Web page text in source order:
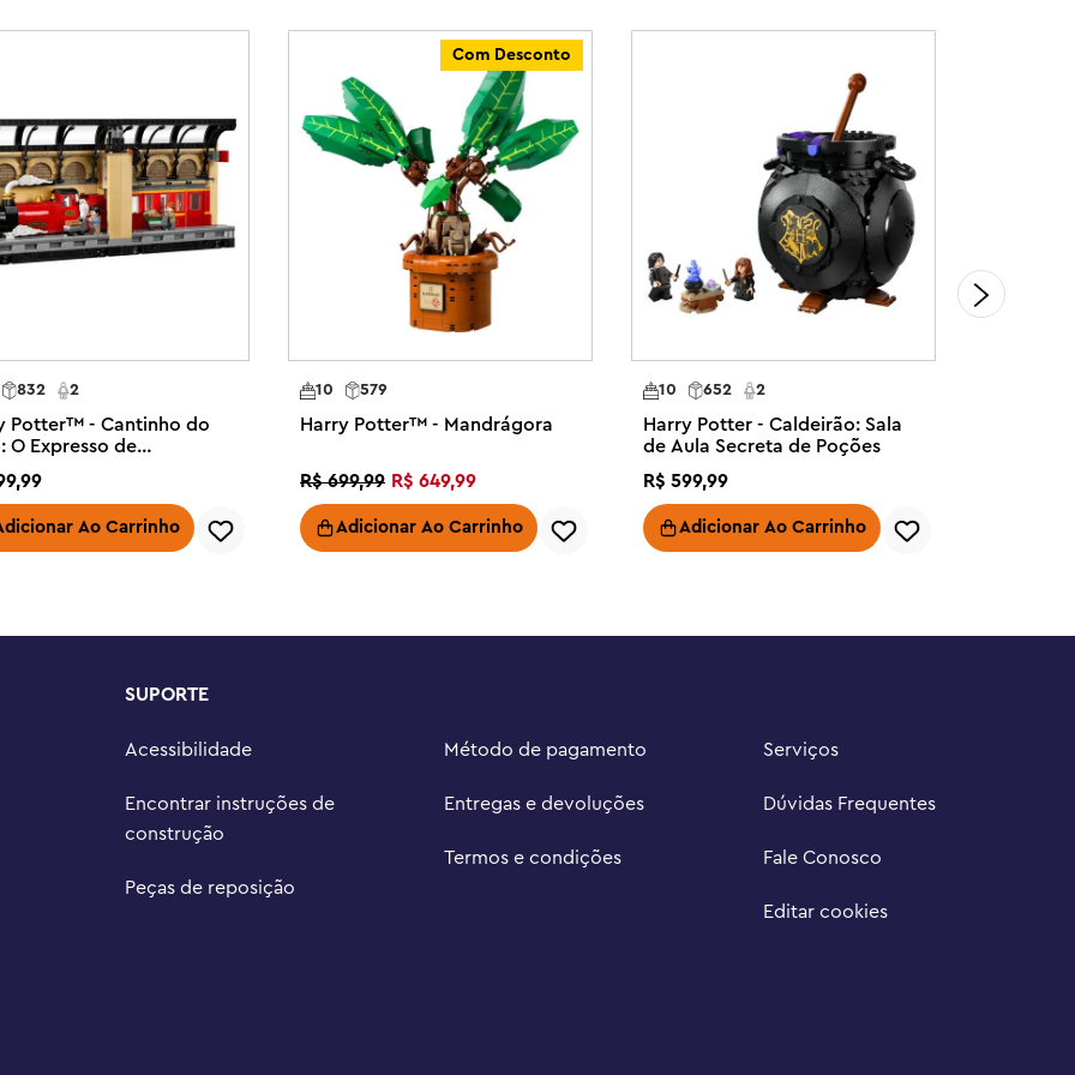
uma com uma placa de base para
Harry Potter, um dragão para
ovo de ouro para Cedric
de modelo faz parte de
Potter™ BrickHeadz™
– Este conjunto de construção
divertido para meninas,
anos ou mais
neste conjunto de 671 peças
832 2
Potter™ - Cantinho do
O Expresso de
,99
Ao Carrinho
Com Desconto
579
10
Harry Potter™ - Mandrágora
R$ 699,99 R$ 649,99
Adicionar Ao Carrinho
652 2
10
Harry Potter - Caldeirão: Sala
de Aula Secreta de Poções
R$ 599,99
Adicionar Ao Carrinho
SUPORTE
Acessibilidade
Encontrar instruções de
construção
Peças de reposição
Método de pagamento
Entregas e devoluções
Termos e condições
Serviços
Dúvidas Frequentes
Fale Conosco
Editar cookies